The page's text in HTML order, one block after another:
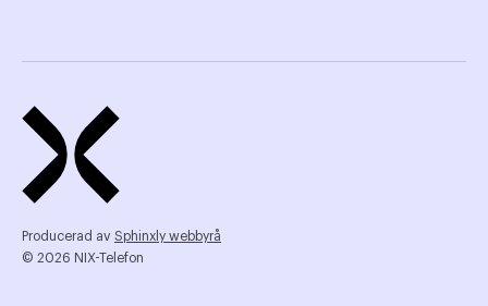
Producerad av Sphinxly webbyrå
© 2026 NIX-Telefon